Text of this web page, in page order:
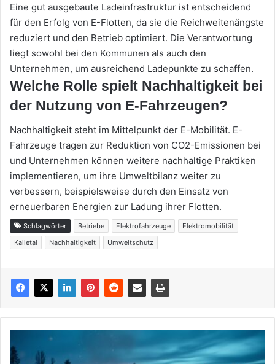
Eine gut ausgebaute Ladeinfrastruktur ist entscheidend
für den Erfolg von E-Flotten, da sie die Reichweitenängste
reduziert und den Betrieb optimiert. Die Verantwortung
liegt sowohl bei den Kommunen als auch den
Unternehmen, um ausreichend Ladepunkte zu schaffen.
Welche Rolle spielt Nachhaltigkeit bei
der Nutzung von E-Fahrzeugen?
Nachhaltigkeit steht im Mittelpunkt der E-Mobilität. E-
Fahrzeuge tragen zur Reduktion von CO2-Emissionen bei
und Unternehmen können weitere nachhaltige Praktiken
implementieren, um ihre Umweltbilanz weiter zu
verbessern, beispielsweise durch den Einsatz von
erneuerbaren Energien zur Ladung ihrer Flotten.
Schlagwörter Betriebe Elektrofahrzeuge
Elektromobilität
Kalletal
Nachhaltigkeit Umweltschutz
im
Winter: